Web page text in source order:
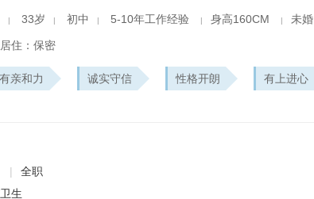
| 33岁 | 初中 | 5-10年工作经验 | 身高160CM | 未婚
住：保密
有亲和力 诚实守信 性格开朗 有上进心
|
全职
生